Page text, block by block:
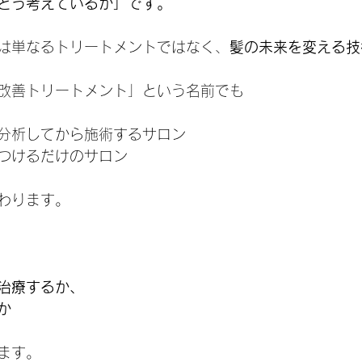
う考えているか」です。
単なるトリートメントではなく、 髪の未来を変える
善トリートメント」という名前でも
析してから施術するサロン
けるだけのサロン
ります。
療するか、
す。